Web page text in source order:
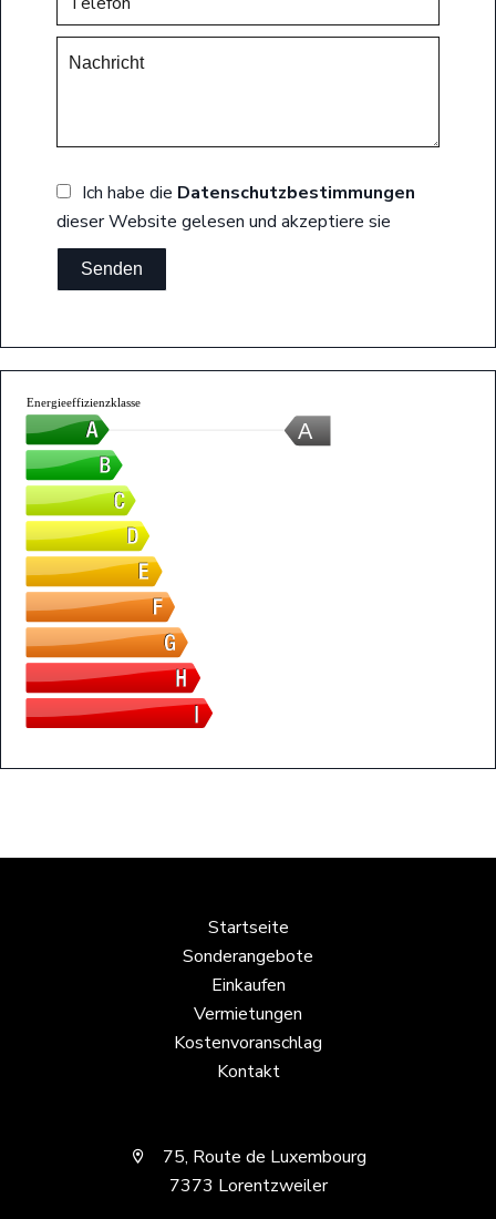
Ich habe die Datenschutzbestimmungen
dieser Website gelesen und akzeptiere sie
Senden
A
Energieeffizienzklasse
Startseite
Sonderangebote
Einkaufen
Vermietungen
Kostenvoranschlag
Kontakt
75, Route de Luxembourg
7373 Lorentzweiler